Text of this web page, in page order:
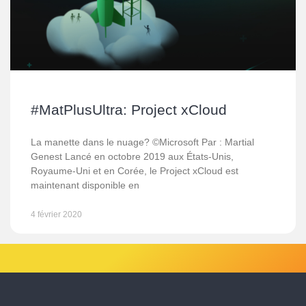
#MatPlusUltra: Project xCloud
La manette dans le nuage? ©Microsoft Par : Martial
Genest Lancé en octobre 2019 aux États-Unis,
Royaume-Uni et en Corée, le Project xCloud est
maintenant disponible en
4 février 2020